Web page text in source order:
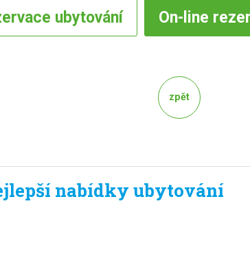
ubytování On-line
zpět
nabídky ubytování